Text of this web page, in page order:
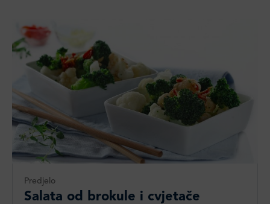
Predjelo
Salata od brokule i cvjetače